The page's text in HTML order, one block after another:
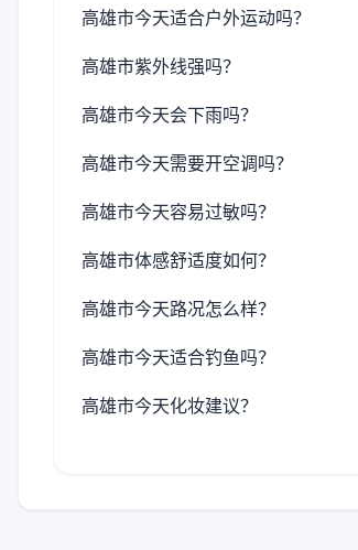
高雄市今天适合户外运动吗？
高雄市紫外线强吗？
高雄市今天会下雨吗？
高雄市今天需要开空调吗？
高雄市今天容易过敏吗？
高雄市体感舒适度如何？
高雄市今天路况怎么样？
高雄市今天适合钓鱼吗？
高雄市今天化妆建议？